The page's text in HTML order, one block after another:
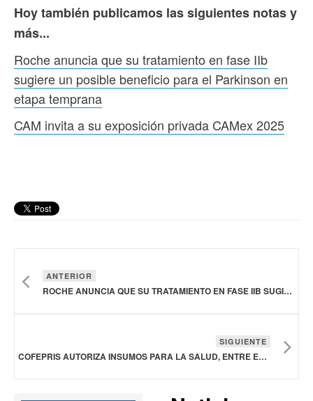
Hoy también publicamos las siguientes notas y
más...
Roche anuncia que su tratamiento en fase IIb
sugiere un posible beneficio para el Parkinson en
etapa temprana
CAM invita a su exposición privada CAMex 2025
ANTERIOR
ROCHE ANUNCIA QUE SU TRATAMIENTO EN FASE IIB SUGIERE UN POSIBLE BENEFICIO PARA EL PARKINSON EN ETAPA TEMPRANA
SIGUIENTE
COFEPRIS AUTORIZA INSUMOS PARA LA SALUD, ENTRE ELLOS UN MEDICAMENTO PARA TRATAR DIFERENTES TIPOS DE CÁNCER